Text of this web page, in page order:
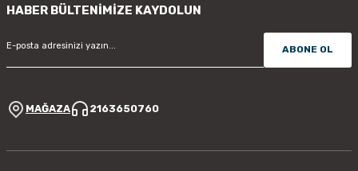
HABER BÜLTENİMİZE KAYDOLUN
ABONE OL
MAĞAZA 2163650760